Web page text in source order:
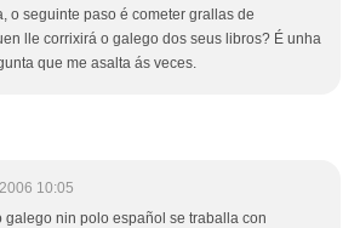
o seguinte paso é cometer grallas de
lle corrixirá o galego dos seus libros? É unha
que me asalta ás veces.
10:05
galego nin polo español se traballa con